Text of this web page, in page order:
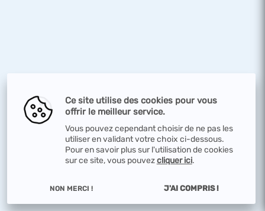
Ce site utilise des cookies pour vous
offrir le meilleur service.
Vous pouvez cependant choisir de ne pas les
utiliser en validant votre choix ci-dessous.
Pour en savoir plus sur l'utilisation de cookies
sur ce site, vous pouvezcliquer ici.
NON MERCI ! J'AI COMPRIS !